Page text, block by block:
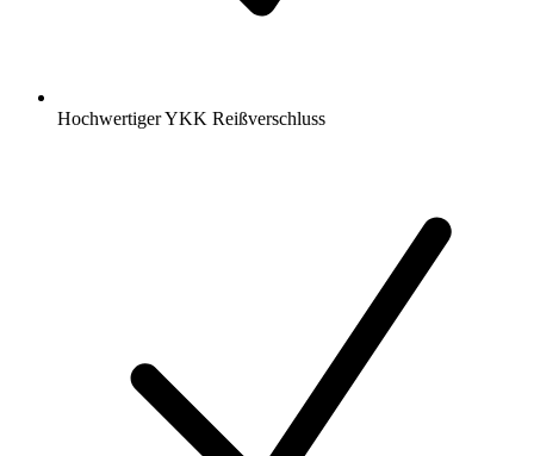
Hochwertiger YKK Reißverschluss